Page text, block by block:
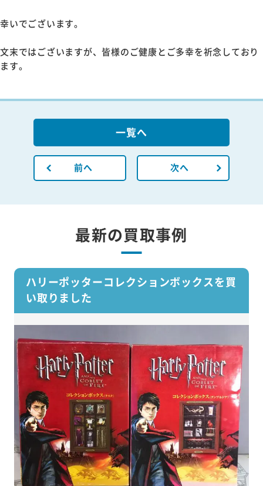
幸いでございます。
文末ではございますが、皆様のご健康とご多幸を祈念しており
ます。
前へ
一覧へ
次へ
最新の買取事例
ハリーポッターコレクションボックスを買
い取りました